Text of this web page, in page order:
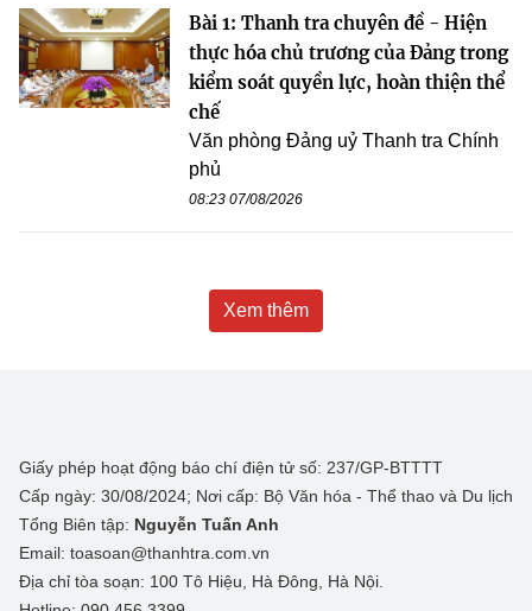
Bài 1: Thanh tra chuyên đề - Hiện
thực hóa chủ trương của Đảng trong
kiểm soát quyền lực, hoàn thiện thể
chế
Văn phòng Đảng uỷ Thanh tra Chính
phủ
08:23 07/08/2026
Xem thêm
Giấy phép hoạt động báo chí điện tử số: 237/GP-BTTTT
Cấp ngày: 30/08/2024; Nơi cấp: Bộ Văn hóa - Thể thao và Du lịch
Tổng Biên tập: Nguyễn Tuấn Anh
Email: toasoan@thanhtra.com.vn
Địa chỉ tòa soạn: 100 Tô Hiệu, Hà Đông, Hà Nội.